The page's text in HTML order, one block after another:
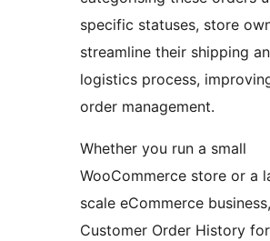
specific statuses, store
streamline their shipping
logistics process,
order management.
Whether you run a small
WooCommerce store or a
scale eCommerce business,
Customer Order History for